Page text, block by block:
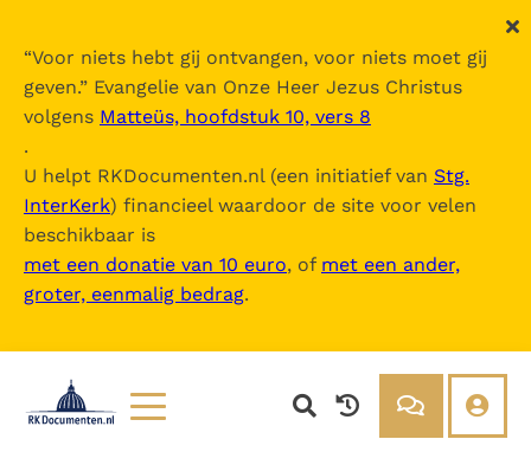
“Voor niets hebt gij ontvangen, voor niets moet gij
geven.” Evangelie van Onze Heer Jezus Christus
volgens Matteüs, hoofdstuk 10, vers 8
.
U helpt RKDocumenten.nl (een initiatief van Stg.
InterKerk) financieel waardoor de site voor velen
beschikbaar is
met een donatie van 10 euro, of met een ander,
groter, eenmalig bedrag.